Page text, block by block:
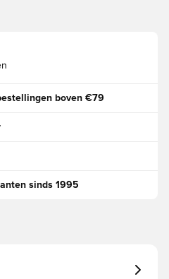
boven €79
sinds 1995